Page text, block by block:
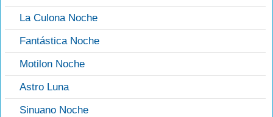
La Culona Noche
Fantástica Noche
Motilon Noche
Astro Luna
Sinuano Noche